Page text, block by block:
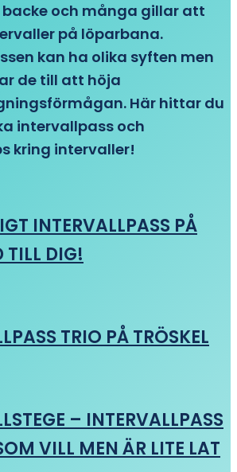
backe och många gillar att
på löparbana.
kan ha olika syften men
de till att höja
Här hittar du
intervallpass och
kring intervaller!
INTERVALLPASS PÅ
TILL DIG!
TRIO PÅ TRÖSKEL
– INTERVALLPASS
VILL MEN ÄR LITE LAT